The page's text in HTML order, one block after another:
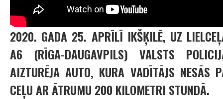
2020. GADA 25. APRĪLĪ IKŠĶILĒ, UZ
A6 (RĪGA-DAUGAVPILS) VALSTS
AIZTURĒJA AUTO, KURA VADĪTĀJS NESĀS
CEĻU AR ĀTRUMU 200 KILOMETRI STUNDĀ.